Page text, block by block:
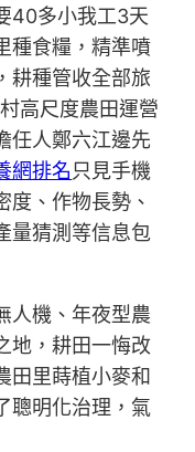
40多小我工3天
種食糧，精準噴
耕種管收全部旅
高尺度農田運營
任人鄭六江邊先
網排名只見手機
度、作物長勢、
量猜測等信息包
人機、年夜型農
地，耕田一悔改
田里蒔植小麥和
聰明化治理，氣